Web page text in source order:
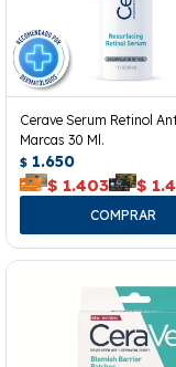
Cerave Serum Retinol
Marcas 30 Ml.
$ 1.650
$ 1.403 $